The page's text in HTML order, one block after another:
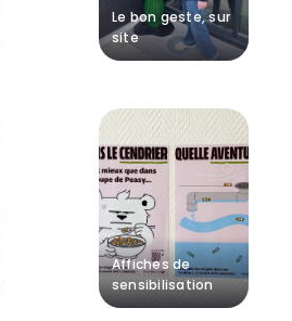
Le bon geste, sur
site
Affiches de
sensibilisation